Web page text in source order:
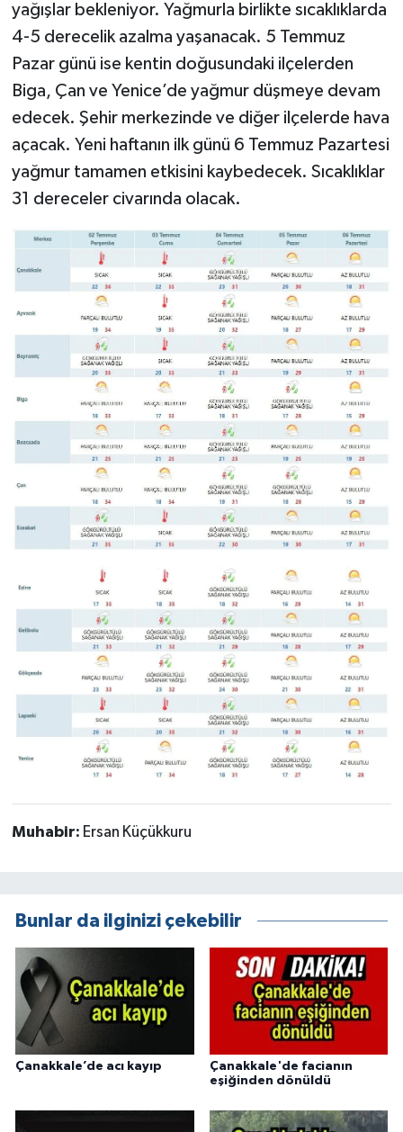
yağışlar bekleniyor. Yağmurla birlikte sıcaklıklarda
4-5 derecelik azalma yaşanacak. 5 Temmuz
Pazar günü ise kentin doğusundaki ilçelerden
Biga, Çan ve Yenice’de yağmur düşmeye devam
edecek. Şehir merkezinde ve diğer ilçelerde hava
açacak. Yeni haftanın ilk günü 6 Temmuz Pazartesi
yağmur tamamen etkisini kaybedecek. Sıcaklıklar
31 dereceler civarında olacak.
Muhabir: Ersan Küçükkuru
Bunlar da ilginizi çekebilir
Çanakkale’de acı kayıp
Çanakkale'de facianın
eşiğinden dönüldü